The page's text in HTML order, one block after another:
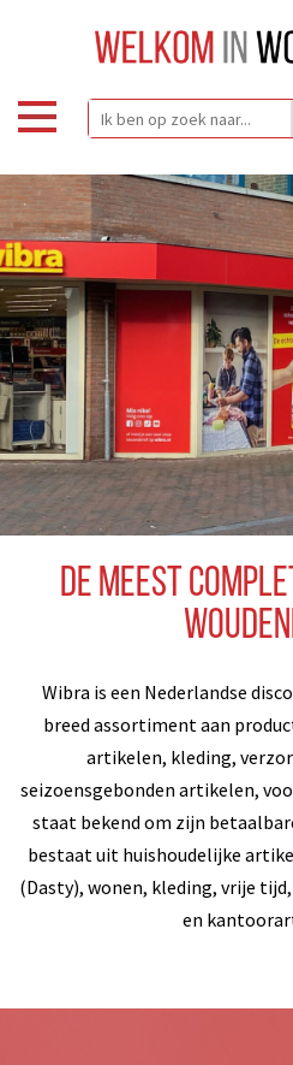
De meest
Wibra is een Nederlandse
breed assortiment aan
artikelen, kleding,
seizoensgebonden artikelen,
staat bekend om zijn
bestaat uit huishoudelijke
(Dasty), wonen, kleding, vrije
en